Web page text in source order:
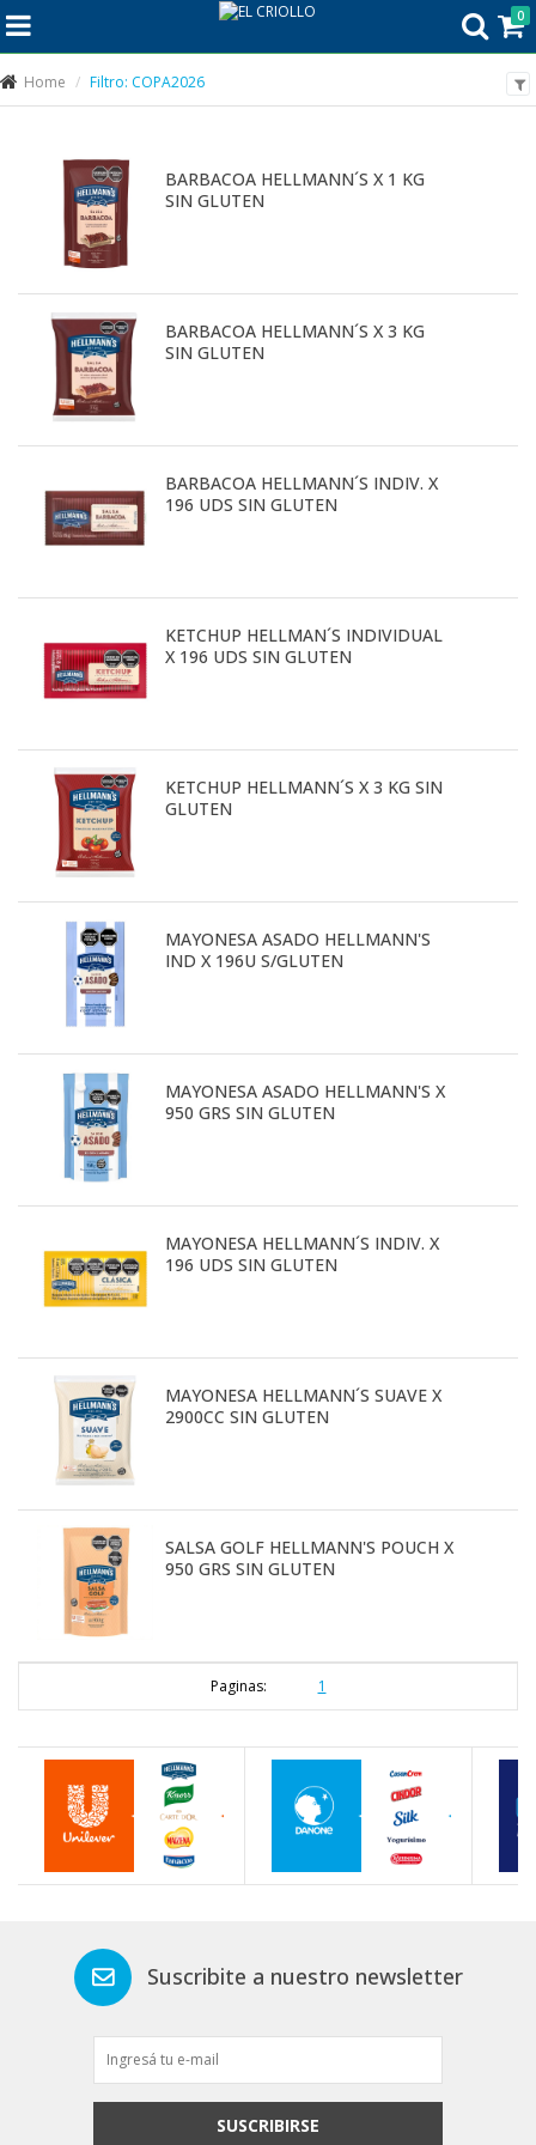
0
Home Filtro: COPA2026
BARBACOA HELLMANN´S X 1 KG
SIN GLUTEN
BARBACOA HELLMANN´S X 3 KG
SIN GLUTEN
BARBACOA HELLMANN´S INDIV. X
196 UDS SIN GLUTEN
KETCHUP HELLMAN´S INDIVIDUAL
X 196 UDS SIN GLUTEN
KETCHUP HELLMANN´S X 3 KG SIN
GLUTEN
MAYONESA ASADO HELLMANN'S
IND X 196U S/GLUTEN
MAYONESA ASADO HELLMANN'S X
950 GRS SIN GLUTEN
MAYONESA HELLMANN´S INDIV. X
196 UDS SIN GLUTEN
MAYONESA HELLMANN´S SUAVE X
2900CC SIN GLUTEN
SALSA GOLF HELLMANN'S POUCH X
950 GRS SIN GLUTEN
Paginas: 1
Suscribite a nuestro newsletter
SUSCRIBIRSE